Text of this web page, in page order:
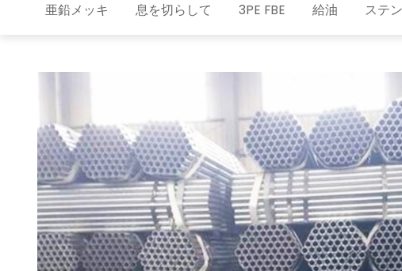
亜鉛メッキ 息を切らして 3PE FBE 給油 ステ